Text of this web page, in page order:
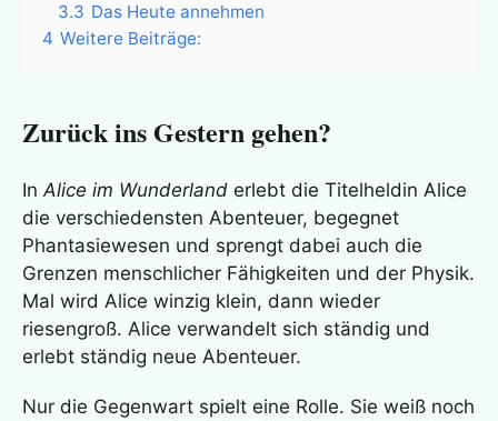
3.3 Das Heute annehmen
4 Weitere Beiträge:
Zurück ins Gestern gehen?
InAlice im Wunderland erlebt die Titelheldin Alice
die verschiedensten Abenteuer, begegnet
Phantasiewesen und sprengt dabei auch die
Grenzen menschlicher Fähigkeiten und der Physik.
Mal wird Alice winzig klein, dann wieder
riesengroß. Alice verwandelt sich ständig und
erlebt ständig neue Abenteuer.
Nur die Gegenwart spielt eine Rolle. Sie weiß noch